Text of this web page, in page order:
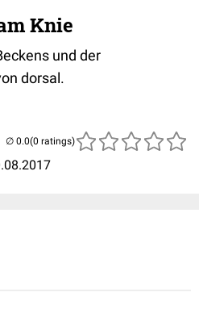
Knie
und der
dorsal.
(0 ratings)